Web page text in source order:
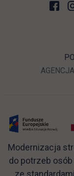
Modernizacja
do potrzeb
ze